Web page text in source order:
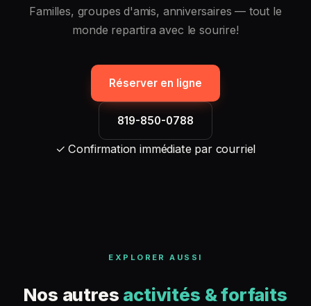
Familles, groupes d'amis, anniversaires — tout le
monde repartira avec le sourire!
Réserver en ligne
819-850-0788
✓ Confirmation immédiate par courriel
EXPLORER AUSSI
Nos autres activités & forfaits